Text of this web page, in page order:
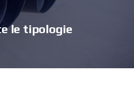
le tipologie